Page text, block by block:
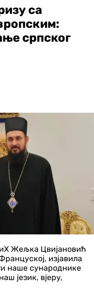
са
српског
Жељка Цвијановић
изјавила
наше сународнике
језик, вјеру,